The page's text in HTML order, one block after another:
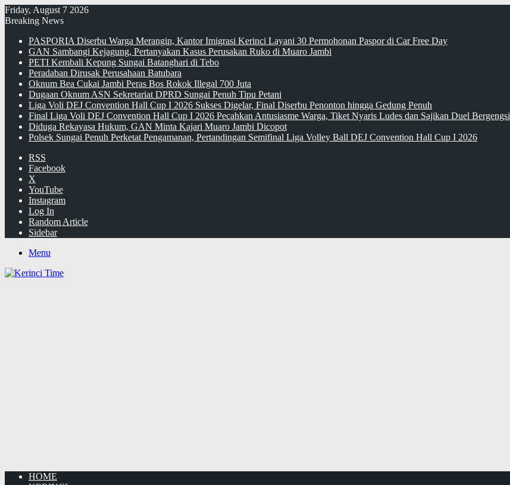
Friday, August 7 2026
Breaking News
PASPORIA Diserbu Warga Merangin, Kantor Imigrasi Kerinci Layani 30 Permohonan Paspor di Car Free Day
GAN Sambangi Kejagung, Pertanyakan Kasus Perusakan Ruko di Muaro Jambi
PETI Kembali Kepung Sungai Batanghari di Tebo
Peradaban Dirusak Perusahaan Batubara
Oknum Bea Cukai Jambi Peras Bos Rokok Illegal 700 Juta
Dugaan Oknum ASN Sekretariat DPRD Sungai Penuh Tipu Petani
Liga Voli DEJ Convention Hall Cup I 2026 Sukses Digelar, Final Diserbu Penonton hingga Gedung Penuh
Final Liga Voli DEJ Convention Hall Cup I 2026 Pecahkan Antusiasme Warga, Tiket Nyaris Ludes dan Sajikan Duel Bergengsi
Diduga Rekayasa Hukum, GAN Minta Kajari Muaro Jambi Dicopot
Polsek Sungai Penuh Perketat Pengamanan, Pertandingan Semifinal Liga Volley Ball DEJ Convention Hall Cup I 2026
RSS
Facebook
X
YouTube
Instagram
Log In
Random Article
Sidebar
Menu
HOME